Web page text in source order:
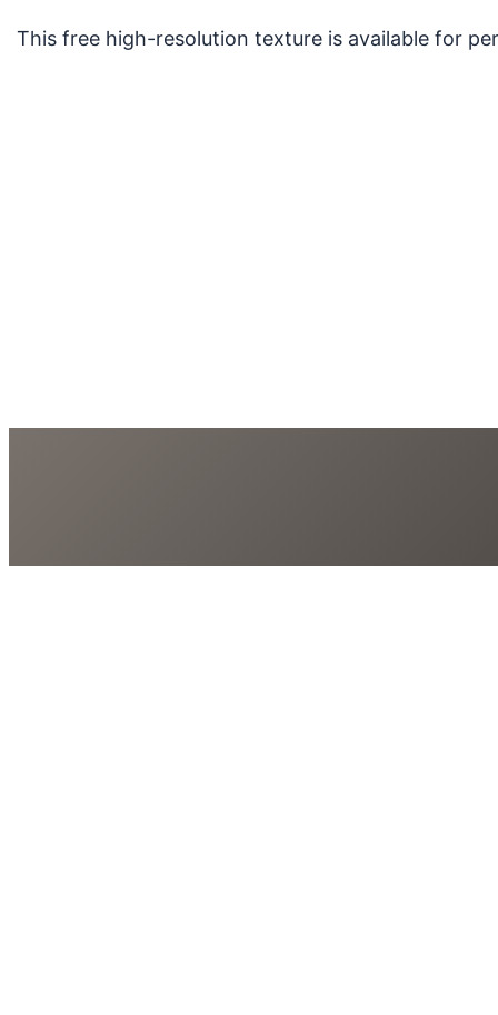
This free high-resolution texture is available for